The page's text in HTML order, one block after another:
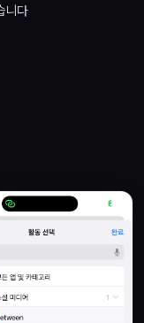
니다